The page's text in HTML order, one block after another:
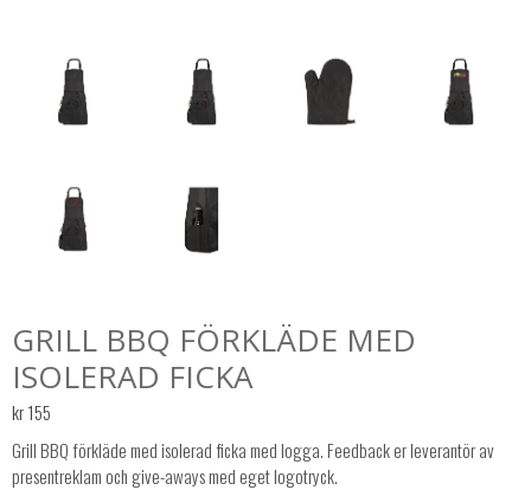
GRILL BBQ FÖRKLÄDE MED
ISOLERAD FICKA
kr155
Grill BBQ förkläde med isolerad ficka med logga. Feedback er leverantör av
presentreklam och give-aways med eget logotryck.